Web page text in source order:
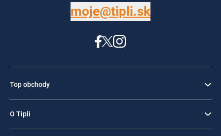
moje@tipli.sk
Top obchody
O Tipli